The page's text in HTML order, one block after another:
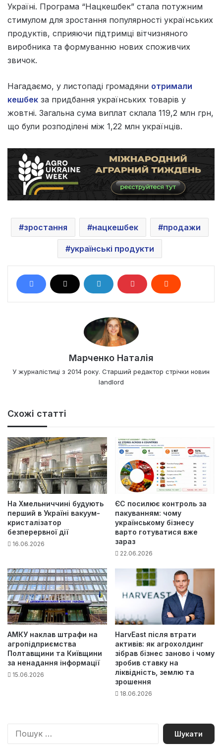
Україні. Програма “Нацкешбек” стала потужним
стимулом для зростання популярності українських
продуктів, сприяючи підтримці вітчизняного
виробника та формуванню нових споживчих
звичок.
Нагадаємо, у листопаді громадяни отримали
кешбек за придбання українських товарів у
жовтні. Загальна сума виплат склала 119,2 млн грн,
що були розподілені між 1,22 млн українців.
зростання нацкешбек продажи
українські продукти
Марченко Наталія
У журналістиці з 2014 року. Старший редактор стрічки новин
landlord
Схожі статті
На Хмельниччині будують
перший в Україні вакуум-
кристалізатор
безперервної дії
16.06.2026
ЄС посилює контроль за
пакуванням: чому
українському бізнесу
варто готуватися вже
зараз
22.06.2026
АМКУ наклав штрафи на
агропідприємства
Полтавщини та Київщини
за ненадання інформації
15.06.2026
HarvEast після втрати
активів: як агрохолдинг
зібрав бізнес заново і чому
зробив ставку на
ліквідність, землю та
зрошення
18.06.2026
П